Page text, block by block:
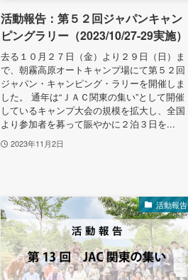
活動報告：第５２回ジャパンキャン
ピングラリー（2023/10/27-29実施）
去る１０月２７日（金）より２９日（日）ま
で、朝霧高原オートキャンプ場にて第５２回
ジャパン・キャンピング・ラリーを開催しま
した。 通年は“ＪＡＣ関東の集い”として開催
しているキャンプ大会の規模を拡大し、全国
より参加者を募って賑やかに２泊３日を...
2023年11月2日
活動報告